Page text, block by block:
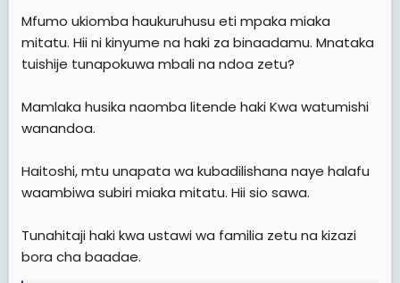
Mfumo ukiomba haukuruhusu eti mpaka miaka
mitatu. Hii ni kinyume na haki za binaadamu. Mnataka
tuishije tunapokuwa mbali na ndoa zetu?
Mamlaka husika naomba litende haki Kwa watumishi
wanandoa.
Haitoshi, mtu unapata wa kubadilishana naye halafu
waambiwa subiri miaka mitatu. Hii sio sawa.
Tunahitaji haki kwa ustawi wa familia zetu na kizazi
bora cha baadae.